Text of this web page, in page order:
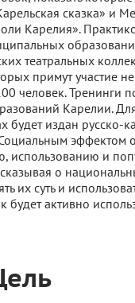
сказка» и
Карелия».
театральных
примут участие
человек. Тренинги
Карелии.
будет издан русско-
эффектом
использованию и
о
их суть и
будет активно